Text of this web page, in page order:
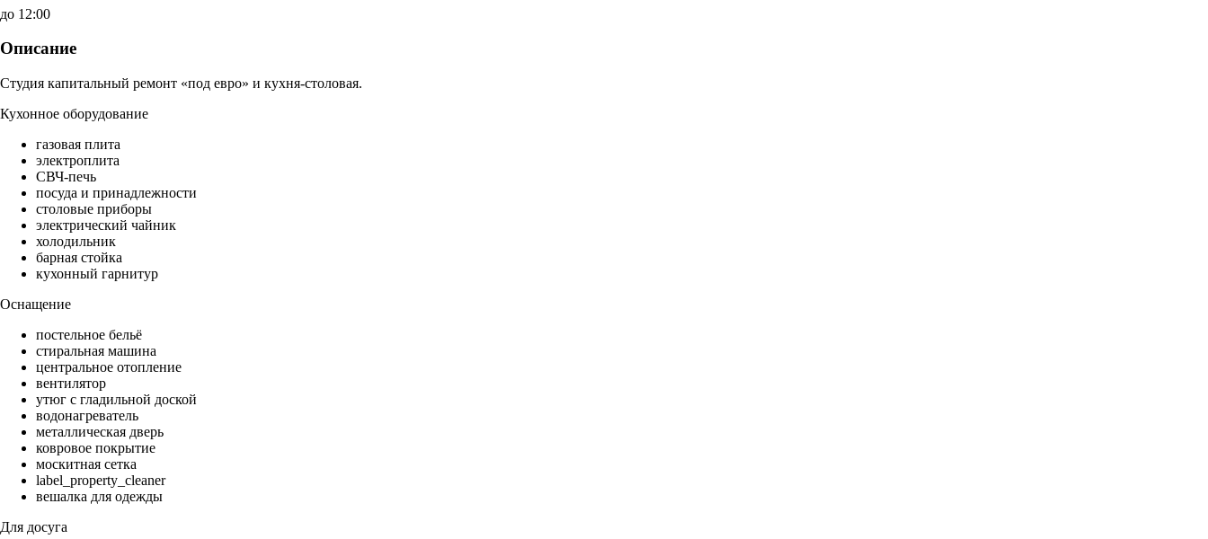
до 12:00
Описание
Студия капитальный ремонт «под евро» и кухня-столовая.
Кухонное оборудование
газовая плита
электроплита
СВЧ-печь
посуда и принадлежности
столовые приборы
электрический чайник
холодильник
барная стойка
кухонный гарнитур
Оснащение
постельное бельё
стиральная машина
центральное отопление
вентилятор
утюг с гладильной доской
водонагреватель
металлическая дверь
ковровое покрытие
москитная сетка
label_property_cleaner
вешалка для одежды
Для досуга